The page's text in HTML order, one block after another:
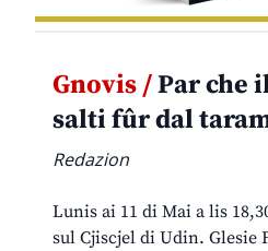
Gnovis /Par che
salti fûr dal
Redazion
Lunis ai 11 di Mai a lis
sul Cjiscjel di Udin. Glesie